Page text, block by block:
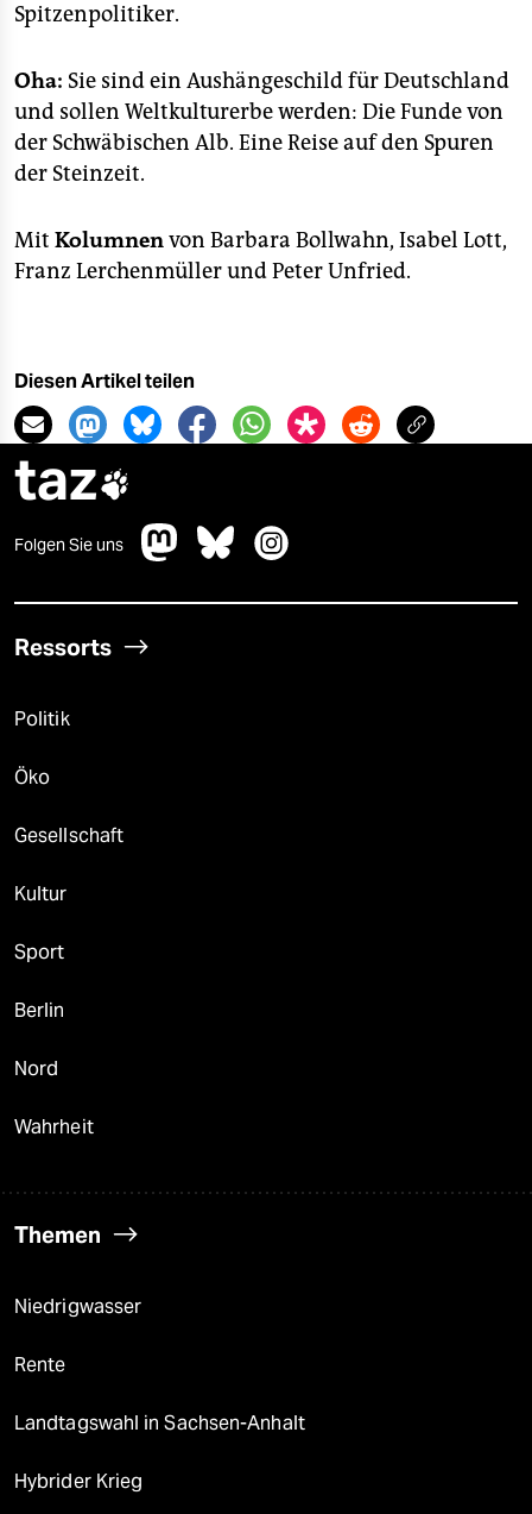
Spitzenpolitiker.
Oha: Sie sind ein Aushängeschild für Deutschland
und sollen Weltkulturerbe werden: Die Funde von
der Schwäbischen Alb. Eine Reise auf den Spuren
der Steinzeit.
Mit Kolumnenvon Barbara Bollwahn, Isabel Lott,
Franz Lerchenmüller und Peter Unfried.
Diesen Artikel teilen
taz
Folgen Sie uns
Ressorts
Politik
Öko
Gesellschaft
Kultur
Sport
Berlin
Nord
Wahrheit
Themen
Niedrigwasser
Rente
Landtagswahl in Sachsen-Anhalt
Hybrider Krieg